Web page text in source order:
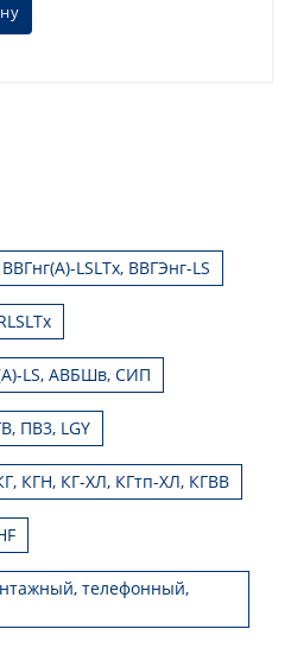
LSLTx, ВВГЭнг-LS
LS, АВБШв, СИП
ПВ3, LGY
КГН, КГ-ХЛ, КГтп-ХЛ, КГВВ
телефонный,